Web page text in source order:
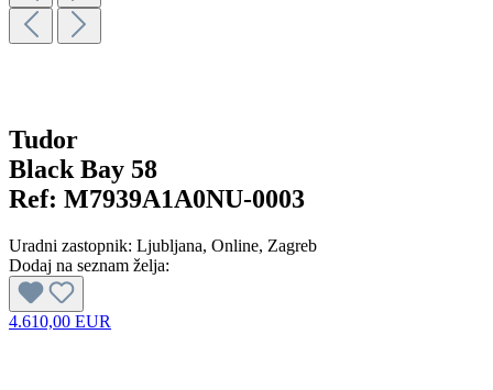
Tudor
Black Bay 58
Ref: M7939A1A0NU-0003
Uradni zastopnik: Ljubljana, Online, Zagreb
Dodaj na seznam želja:
4.610,00 EUR